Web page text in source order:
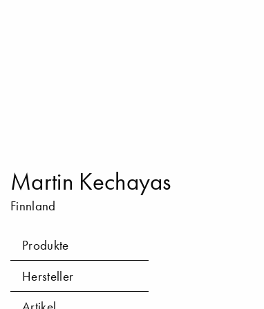
Martin Kechayas
Finnland
Produkte
Hersteller